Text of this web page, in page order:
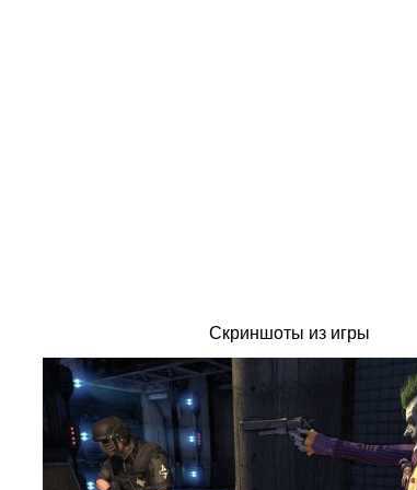
Скриншоты из игры